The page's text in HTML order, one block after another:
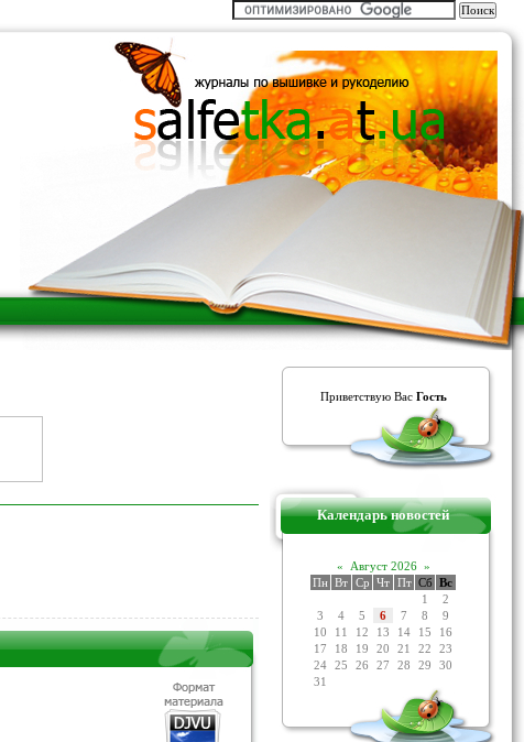
Приветствую Вас Гость
Календарь новостей
« Август 2026 »
Пн Вт Ср Чт Пт Сб Вс
1
2
3
4 5 6 7 8
9
10
11 12 13 14 15
16
17
18 19 20 21 22
23
24 25 26 27 28 29
30
31